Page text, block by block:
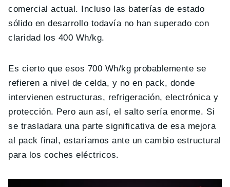
comercial actual. Incluso las baterías de estado
sólido en desarrollo todavía no han superado con
claridad los 400 Wh/kg.
Es cierto que esos 700 Wh/kg probablemente se
refieren a nivel de celda, y no en pack, donde
intervienen estructuras, refrigeración, electrónica y
protección. Pero aun así, el salto sería enorme. Si
se trasladara una parte significativa de esa mejora
al pack final, estaríamos ante un cambio estructural
para los coches eléctricos.